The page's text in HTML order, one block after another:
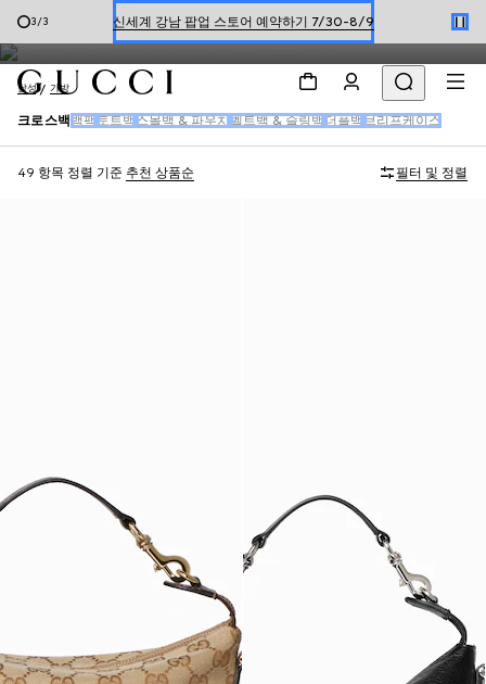
1/3 한정 기간 만나보는 장기 무이자 할부 서비스
온라인 구매 시 특별한 혜택을 만나보세요
크로스백
남성 가방
크로스백 백팩 토트백 스몰백 & 파우치 벨트백 & 슬링백 더플백 브리프케이스
49 항목 정렬 기준 추천 상품순 필터 및 정렬